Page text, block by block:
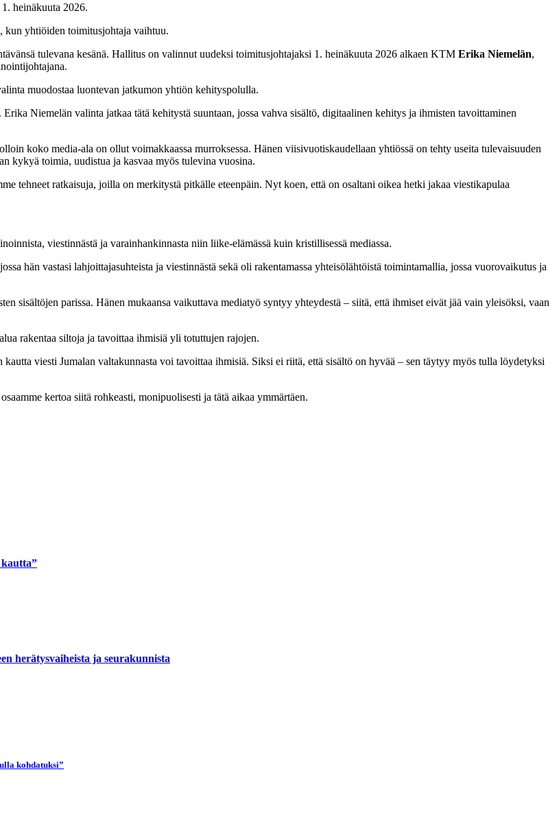
heinäkuuta 2026.
kun yhtiöiden toimitusjohtaja vaihtuu.
tulevana kesänä. Hallitus on valinnut uudeksi toimitusjohtajaksi 1. heinäkuuta 2026 alkaen KTM Erika Niemelän,
muodostaa luontevan jatkumon yhtiön kehityspolulla.
Niemelän valinta jatkaa tätä kehitystä suuntaan, jossa vahva sisältö, digitaalinen kehitys ja ihmisten tavoittaminen
koko media-ala on ollut voimakkaassa murroksessa. Hänen viisivuotiskaudellaan yhtiössä on tehty useita tulevaisuuden
kykyä toimia, uudistua ja kasvaa myös tulevina vuosina.
tehneet ratkaisuja, joilla on merkitystä pitkälle eteenpäin. Nyt koen, että on osaltani oikea hetki jakaa viestikapulaa
viestinnästä ja varainhankinnasta niin liike-elämässä kuin kristillisessä mediassa.
hän vastasi lahjoittajasuhteista ja viestinnästä sekä oli rakentamassa yhteisölähtöistä toimintamallia, jossa vuorovaikutus ja
sisältöjen parissa. Hänen mukaansa vaikuttava mediatyö syntyy yhteydestä – siitä, että ihmiset eivät jää vain yleisöksi, vaan
rakentaa siltoja ja tavoittaa ihmisiä yli totuttujen rajojen.
viesti Jumalan valtakunnasta voi tavoittaa ihmisiä. Siksi ei riitä, että sisältö on hyvää – sen täytyy myös tulla löydetyksi
kertoa siitä rohkeasti, monipuolisesti ja tätä aikaa ymmärtäen.
kautta”
herätysvaiheista ja seurakunnista
kohdatuksi”